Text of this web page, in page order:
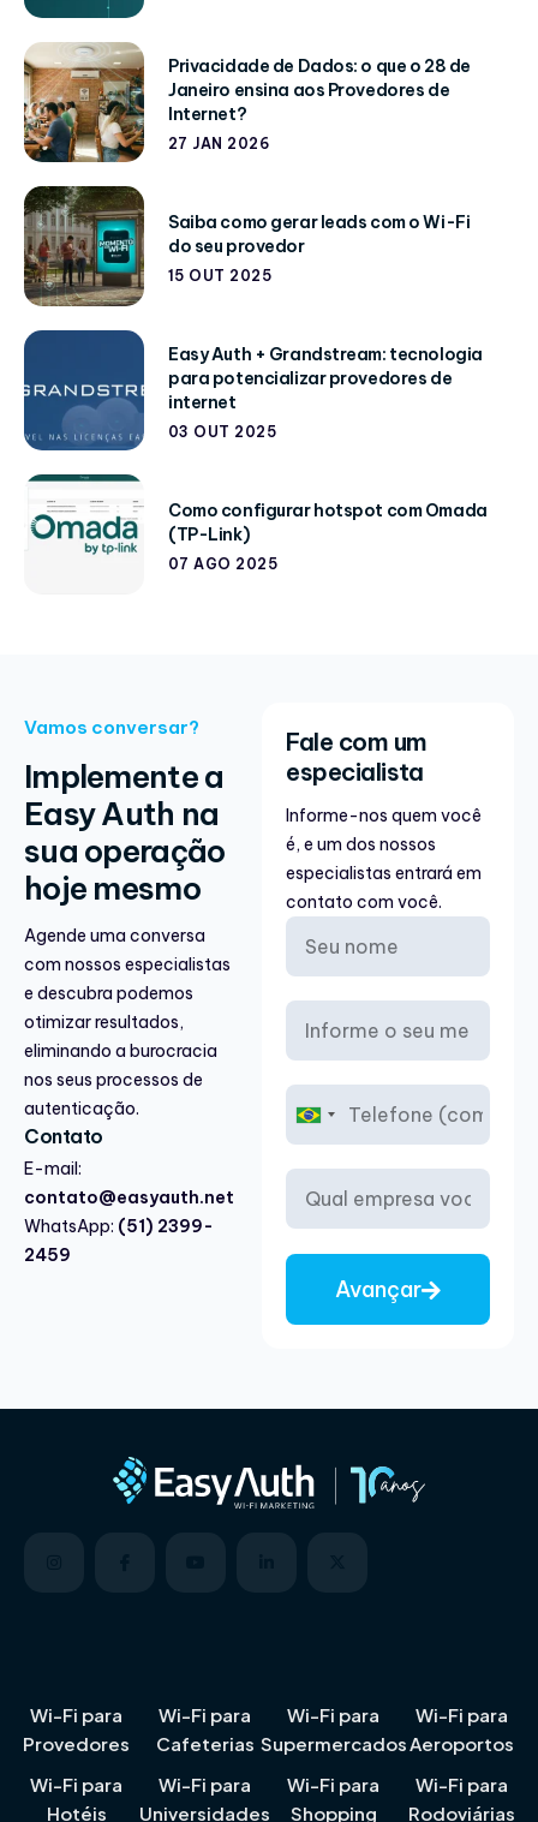
Privacidade de Dados: o que o 28 de
Janeiro ensina aos Provedores de
Internet?
27 JAN 2026
Saiba como gerar leads com o Wi-Fi
do seu provedor
15 OUT 2025
Easy Auth + Grandstream: tecnologia
para potencializar provedores de
internet
03 OUT 2025
Como configurar hotspot com Omada
(TP-Link)
07 AGO 2025
Vamos conversar?
Implemente a
Easy Auth na
sua operação
hoje mesmo
Agende uma conversa
com nossos especialistas
e descubra podemos
otimizar resultados,
eliminando a burocracia
nos seus processos de
autenticação.
Contato
E-mail:
contato@easyauth.net
WhatsApp: (51) 2399-
2459
Fale com um
especialista
Informe-nos quem você
é, e um dos nossos
especialistas entrará em
contato com você.
B
r
a
l
+
Avançar
Wi-Fi para
Provedores
Wi-Fi para
Hotéis
Wi-Fi para
Cafeterias
Wi-Fi para
Universidades
Wi-Fi para
Supermercados
Wi-Fi para
Shopping
Wi-Fi para
Aeroportos
Wi-Fi para
Rodoviárias